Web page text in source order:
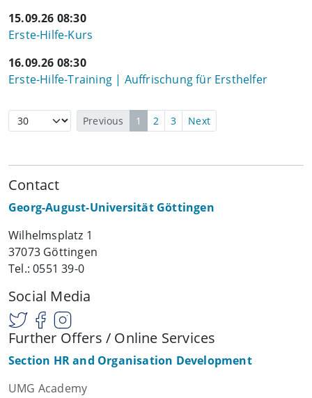
15.09.26 08:30
Erste-Hilfe-Kurs
16.09.26 08:30
Erste-Hilfe-Training | Auffrischung für Ersthelfer
Previous 1 2 3 Next
Contact
Georg-August-Universität Göttingen
Wilhelmsplatz 1
37073 Göttingen
Tel.: 0551 39-0
Social Media
Further Offers / Online Services
Section HR and Organisation Development
UMG Academy